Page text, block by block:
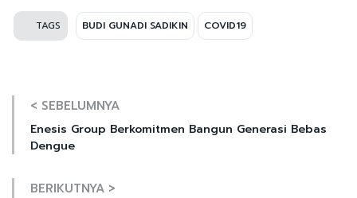
TAGS BUDI GUNADI SADIKIN COVID19
< SEBELUMNYA
Enesis Group Berkomitmen Bangun Generasi Bebas
Dengue
BERIKUTNYA >